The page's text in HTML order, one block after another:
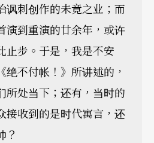
讽刺创作的未竟之业；而
演到重演的廿余年，或许
止步。于是，我是不安
不付帐！》所讲述的，
所处当下；还有，当时的
接收到的是时代寓言，还
？